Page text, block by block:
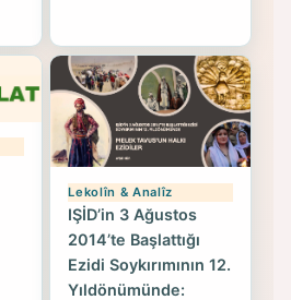
Lekolîn & Analîz
IŞİD’in 3 Ağustos
2014’te Başlattığı
Ezidi Soykırımının 12.
Yıldönümünde: